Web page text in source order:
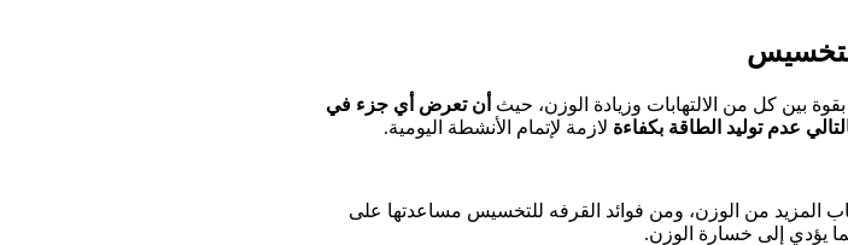
بين كل من الالتهابات وزيادة الوزن، حيث أن تعرض أي جزء في
عدم توليد الطاقة بكفاءة لازمة لإتمام الأنشطة اليومية.
المزيد من الوزن، ومن فوائد القرفه للتخسيس مساعدتها على
يؤدي إلى خسارة الوزن.